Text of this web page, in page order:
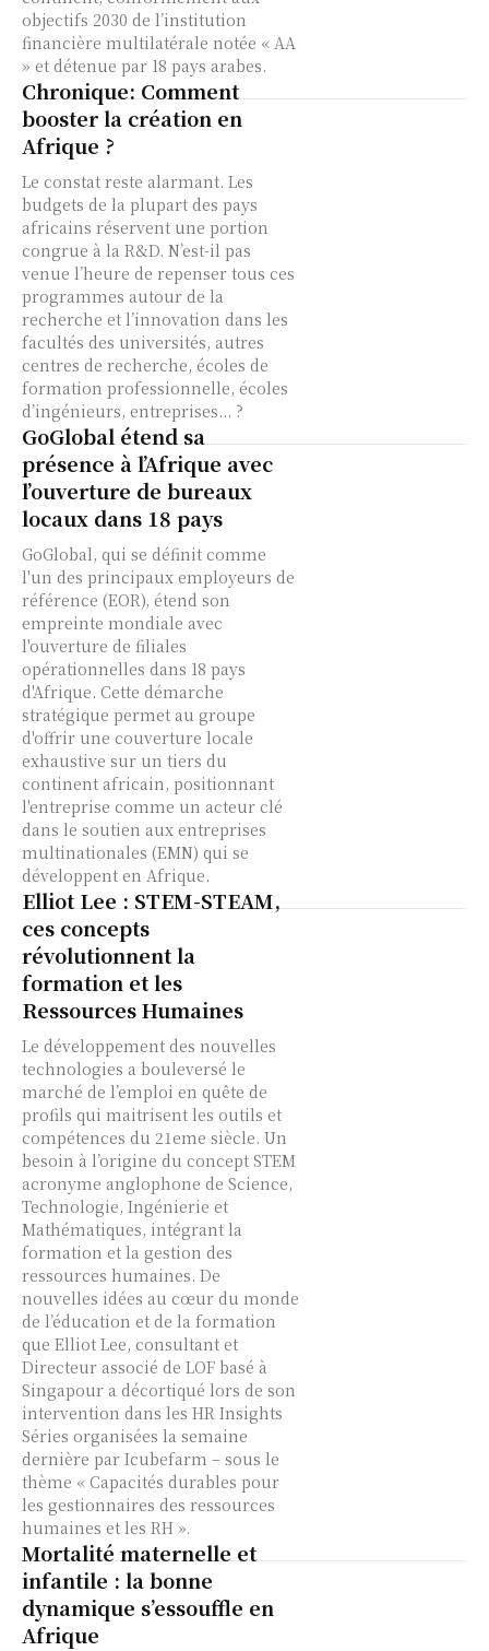
objectifs 2030 de l’institution
financière multilatérale notée « AA
» et détenue par 18 pays arabes.
Chronique: Comment
booster la création en
Afrique ?
Le constat reste alarmant. Les
budgets de la plupart des pays
africains réservent une portion
congrue à la R&D. N’est-il pas
venue l’heure de repenser tous ces
programmes autour de la
recherche et l’innovation dans les
facultés des universités, autres
centres de recherche, écoles de
formation professionnelle, écoles
d’ingénieurs, entreprises... ?
GoGlobal étend sa
présence à l’Afrique avec
l’ouverture de bureaux
locaux dans 18 pays
GoGlobal, qui se définit comme
l'un des principaux employeurs de
référence (EOR), étend son
empreinte mondiale avec
l'ouverture de filiales
opérationnelles dans 18 pays
d'Afrique. Cette démarche
stratégique permet au groupe
d'offrir une couverture locale
exhaustive sur un tiers du
continent africain, positionnant
l'entreprise comme un acteur clé
dans le soutien aux entreprises
multinationales (EMN) qui se
développent en Afrique.
Elliot Lee : STEM-STEAM,
ces concepts
révolutionnent la
formation et les
Ressources Humaines
Le développement des nouvelles
technologies a bouleversé le
marché de l’emploi en quête de
profils qui maitrisent les outils et
compétences du 21eme siècle. Un
besoin à l’origine du concept STEM
acronyme anglophone de Science,
Technologie, Ingénierie et
Mathématiques, intégrant la
formation et la gestion des
ressources humaines. De
nouvelles idées au cœur du monde
de l’éducation et de la formation
que Elliot Lee, consultant et
Directeur associé de LOF basé à
Singapour a décortiqué lors de son
intervention dans les HR Insights
Séries organisées la semaine
dernière par Icubefarm – sous le
thème « Capacités durables pour
les gestionnaires des ressources
humaines et les RH ».
Mortalité maternelle et
infantile : la bonne
dynamique s’essouffle en
Afrique